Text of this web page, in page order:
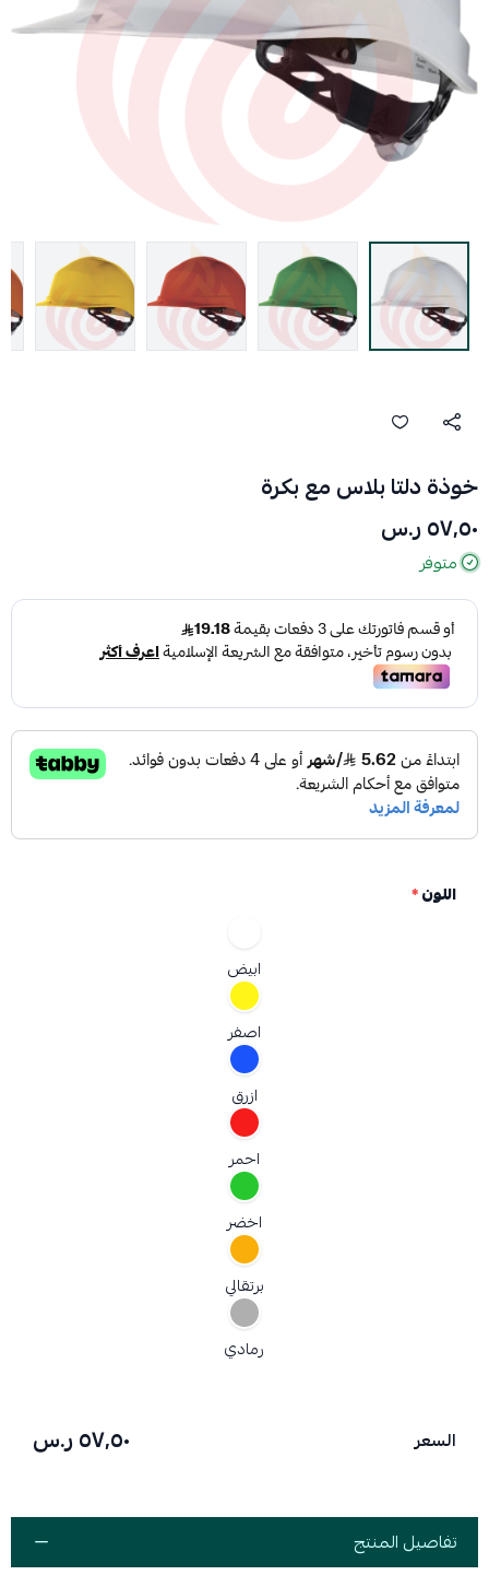
خوذة دلتا بلاس مع بكرة
٥٧٫٥٠ ر.س
متوفر
اللون*
ابيض
اصفر
ازرق
احمر
اخضر
برتقالي
رمادي
السعر ٥٧٫٥٠ ر.س
تفاصيل المنتج